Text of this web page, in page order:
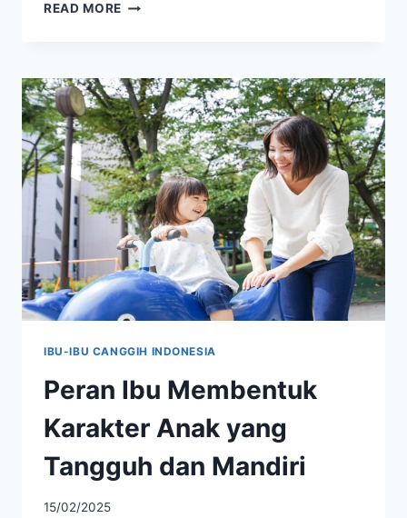
READ MORE OJK
IBU-
IBU
AGAR
TIDAK
TERJERAT
BANYAK
UTANG!
IBU-IBU CANGGIH INDONESIA
Peran Ibu Membentuk
Karakter Anak yang
Tangguh dan Mandiri
15/02/2025